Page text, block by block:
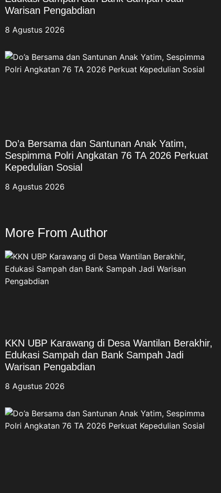
Warisan Pengabdian
8 Agustus 2026
Do’a Bersama dan Santunan Anak Yatim,
Sespimma Polri Angkatan 76 TA 2026 Perkuat
Kepedulian Sosial
8 Agustus 2026
More From Author
KKN UBP Karawang di Desa Wantilan Berakhir,
Edukasi Sampah dan Bank Sampah Jadi
Warisan Pengabdian
8 Agustus 2026